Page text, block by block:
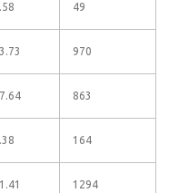
49
970
863
164
1294